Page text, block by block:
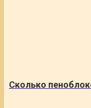
Сколько